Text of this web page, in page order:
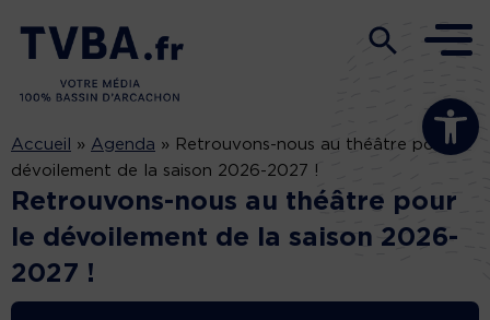
Ouvrir la
Accueil » Agenda » Retrouvons-nous au théâtre pour le
dévoilement de la saison 2026-2027 !
Retrouvons-nous au théâtre pour
le dévoilement de la saison 2026-
2027 !